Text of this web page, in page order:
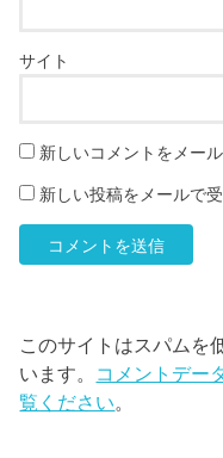
サイト
新しいコメントをメー
新しい投稿をメールで
このサイトはスパムを
います。 コメントデー
覧ください。